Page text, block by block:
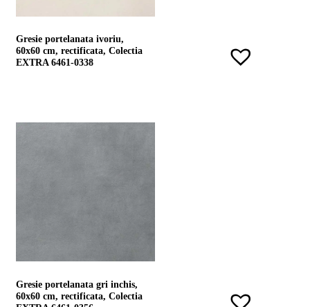
Gresie portelanata ivoriu,
60x60 cm, rectificata, Colectia
EXTRA 6461-0338
Gresie portelanata gri inchis,
60x60 cm, rectificata, Colectia